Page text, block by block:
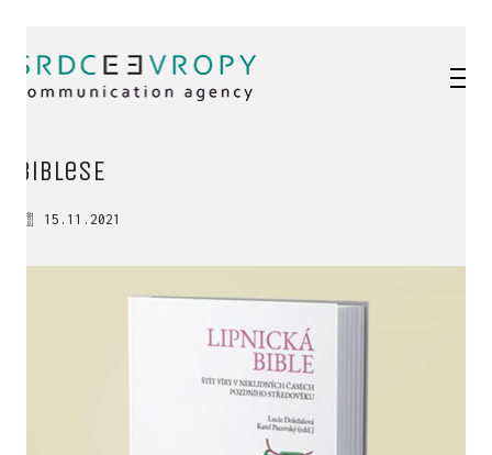
bibleSE
15.11.2021